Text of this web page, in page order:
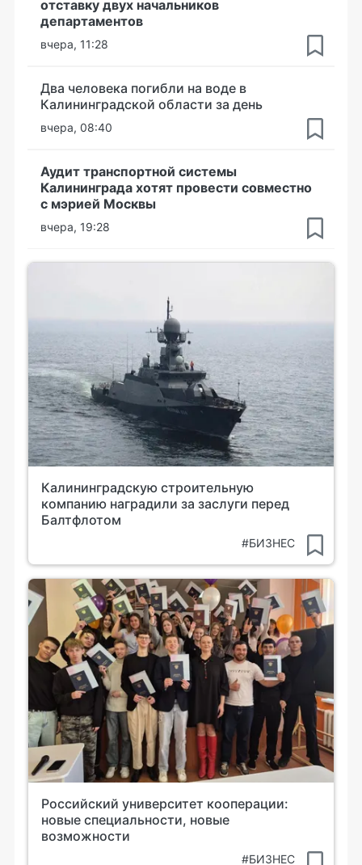
отставку двух начальников
департаментов
вчера, 11:28
Два человека погибли на воде в
Калининградской области за день
вчера, 08:40
Аудит транспортной системы
Калининграда хотят провести совместно
с мэрией Москвы
вчера, 19:28
Калининградскую строительную
компанию наградили за заслуги перед
Балтфлотом
#БИЗНЕС
Российский университет кооперации:
новые специальности, новые
возможности
#БИЗНЕС